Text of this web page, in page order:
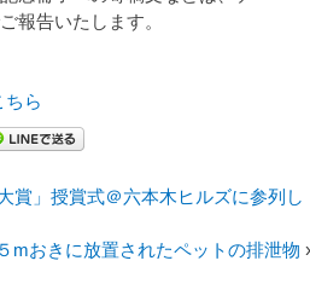
報告いたします。
ら
賞」授賞式＠六本木ヒルズに参列し
mおきに放置されたペットの排泄物